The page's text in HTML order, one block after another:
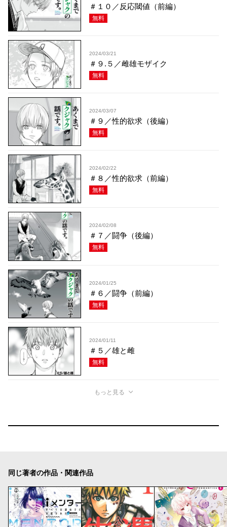
＃１０／反応閾値（前編）
無料
2024/03/21
＃９.５／雌雄モザイク
無料
2024/03/07
＃９／性的欲求（後編）
無料
2024/02/22
＃８／性的欲求（前編）
無料
2024/02/08
＃７／闘争（後編）
無料
2024/01/25
＃６／闘争（前編）
無料
2024/01/11
＃５／雄と雌
無料
もっと見る
同じ著者の作品・関連作品